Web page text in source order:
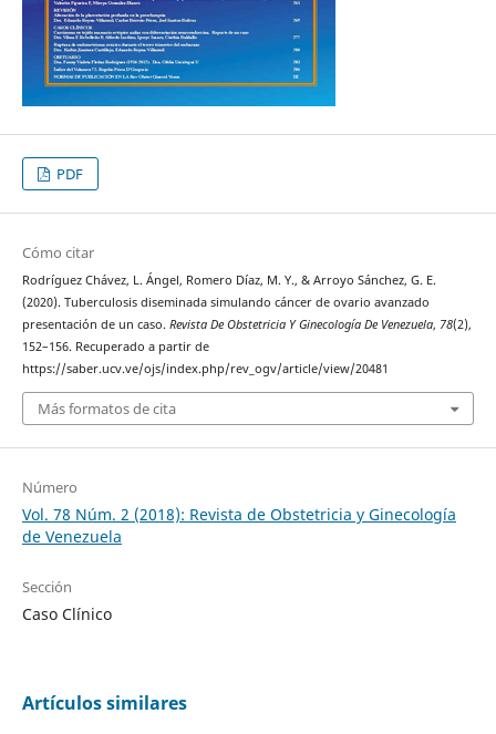
PDF
Cómo citar
Rodríguez Chávez, L. Ángel, Romero Díaz, M. Y., & Arroyo Sánchez, G. E.
(2020). Tuberculosis diseminada simulando cáncer de ovario avanzado
presentación de un caso. Revista De Obstetricia Y Ginecología De Venezuela, 78(2),
152–156. Recuperado a partir de
https://saber.ucv.ve/ojs/index.php/rev_ogv/article/view/20481
Más formatos de cita
Número
Vol. 78 Núm. 2 (2018): Revista de Obstetricia y Ginecología
de Venezuela
Sección
Caso Clínico
Artículos similares